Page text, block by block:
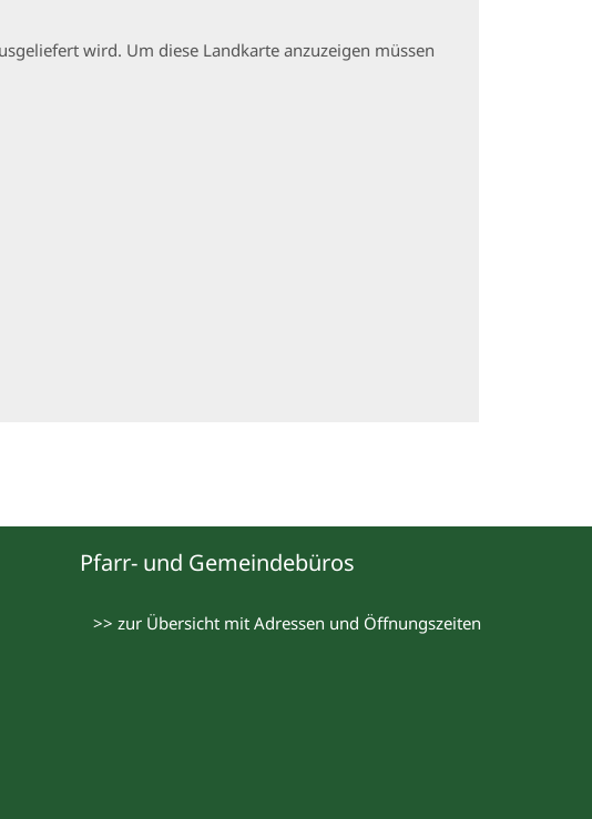
wird. Um diese Landkarte anzuzeigen müssen
Pfarr- und Gemeindebüros
>> zur Übersicht mit Adressen und Öffnungszeiten